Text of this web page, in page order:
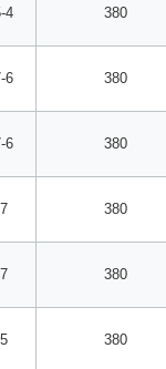
4 380
6 380
6 380
380
380
380